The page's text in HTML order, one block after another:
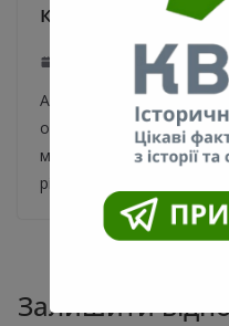
киянку Галину
Американський актор
одну людину та поранив
майданчику стрічки
річна
Залишити